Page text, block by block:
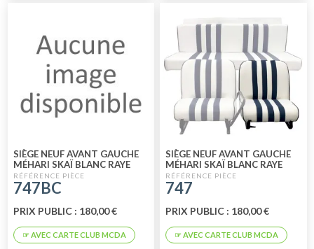
SIÈGE NEUF AVANT GAUCHE
MÉHARI SKAÏ BLANC RAYE
BLEU ESKI
747BC
PRIX PUBLIC : 180,00 €
SIÈGE NEUF AVANT GAUCHE
MÉHARI SKAÏ BLANC RAYE
BLEU
747
PRIX PUBLIC : 180,00 €